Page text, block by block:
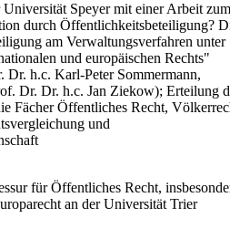
Speyer mit einer Arbeit zum
durch Öffentlichkeitsbeteiligung?
am Verwaltungsverfahren unter
und europäischen Rechts"
Dr. h.c. Karl-Peter Sommermann,
Dr. Dr. h.c. Jan Ziekow); Erteilung
Fächer Öffentliches Recht,
und
für Öffentliches Recht,
an der Universität Trier